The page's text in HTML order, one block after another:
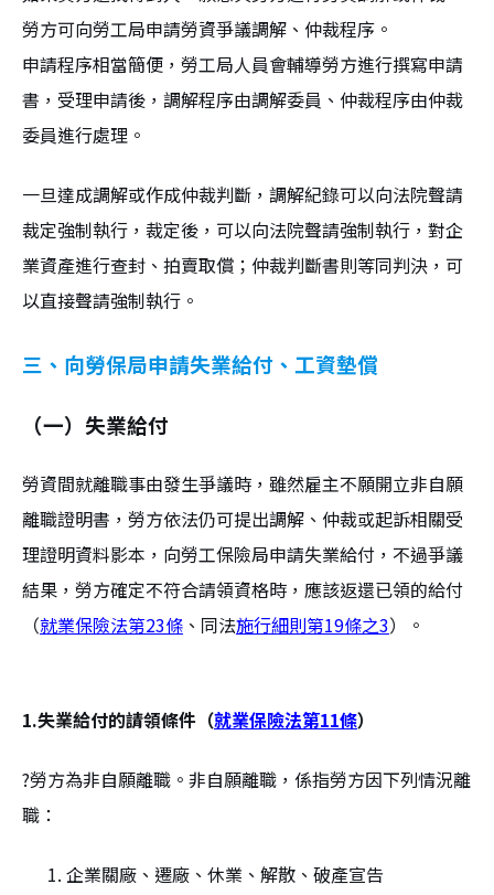
勞方可向勞工局申請勞資爭議調解、仲裁程序。
申請程序相當簡便，勞工局人員會輔導勞方進行撰寫申請
書，受理申請後，調解程序由調解委員、仲裁程序由仲裁
委員進行處理。
一旦達成調解或作成仲裁判斷，調解紀錄可以向法院聲請
裁定強制執行，裁定後，可以向法院聲請強制執行，對企
業資產進行查封、拍賣取償；仲裁判斷書則等同判決，可
以直接聲請強制執行。
三、向勞保局申請失業給付、工資墊償
（一）失業給付
勞資間就離職事由發生爭議時，雖然雇主不願開立非自願
離職證明書，勞方依法仍可提出調解、仲裁或起訴相關受
理證明資料影本，向勞工保險局申請失業給付，不過爭議
結果，勞方確定不符合請領資格時，應該返還已領的給付
（就業保險法第23條 、同法施行細則第19條之3）。
1.失業給付的請領條件（就業保險法第11條）
?勞方為非自願離職。非自願離職，係指勞方因下列情況離
職：
企業關廠、遷廠、休業、解散、破產宣告